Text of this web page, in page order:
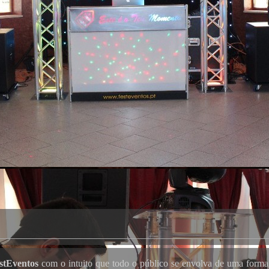
com o intuito que todo o público se envolva de uma